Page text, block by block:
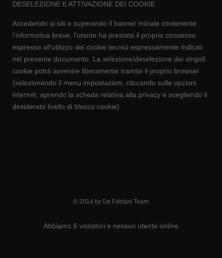
DESELEZIONE E ATTIVAZIONE DEI COOKIE
Accedendo ai siti e superando il banner iniziale contenente
l’informativa breve, l’utente ha prestato il proprio consenso
espresso all’utilizzo dei cookie tecnici espressamente indicati
nel presente documento. La selezione/deselezione dei singoli
cookie potrà avvenire liberamente tramite il proprio browser
(selezionando il menu impostazioni, cliccando sulle opzioni
internet, aprendo la scheda relativa alla privacy e scegliendo il
desiderato livello di blocco cookie)
© 2014 by De Fabiani Team
Abbiamo 6 visitatori e nessun utente online